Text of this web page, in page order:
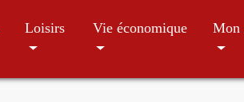
Loisirs Vie économique Mon